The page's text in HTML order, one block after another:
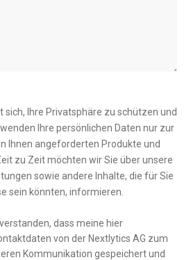
sich, Ihre Privatsphäre zu schützen und
Ihre persönlichen Daten nur zur
Ihnen angeforderten Produkte und
zu Zeit möchten wir Sie über unsere
sowie andere Inhalte, die für Sie
sein könnten, informieren.
dass meine hier
von der Nextlytics AG zum
Kommunikation gespeichert und